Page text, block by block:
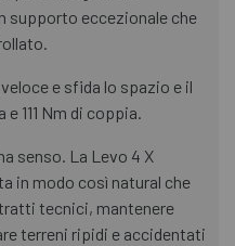
supporto eccezionale che
e sfida lo spazio e il
111 Nm di coppia.
senso. La Levo 4 X
in modo così natural che
tecnici, mantenere
terreni ripidi e accidentati